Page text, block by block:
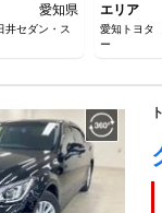
愛知県
セダン・ス
エリア
愛知トヨタ
ー